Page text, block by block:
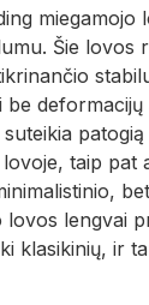
Šie lovos
be
suteikia
taip pat
lovos lengvai
klasikinių, ir